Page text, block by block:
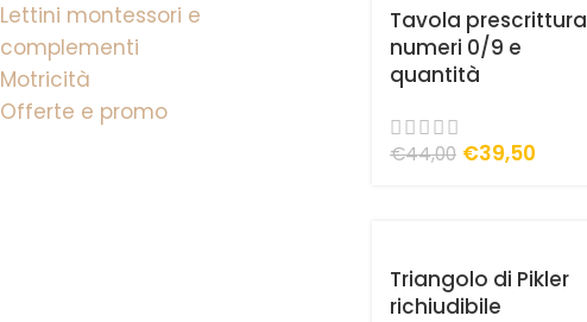
Lettini montessori e
complementi
Motricità
Offerte e promo
Tavola prescrittura
numeri 0/9 e
quantità
€44,00 €39,50
Triangolo di Pikler
richiudibile